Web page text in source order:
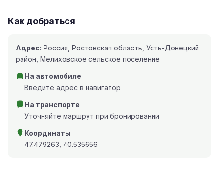
Как добраться
Адрес: Россия, Ростовская область, Усть-Донецкий
район, Мелиховское сельское поселение
На автомобиле
Введите адрес в навигатор
На транспорте
Уточняйте маршрут при бронировании
Координаты
47.479263, 40.535656